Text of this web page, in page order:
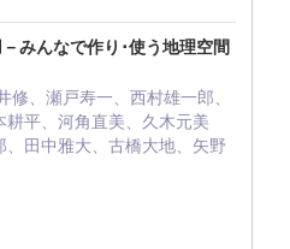
みんなで作り･使う地理空間
修、瀬戸寿一、西村雄一郎、
平、河角直美、久木元美
田中雅大、古橋大地、矢野